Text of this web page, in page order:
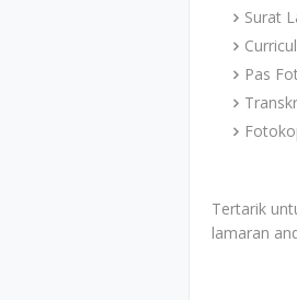
Surat
Pas
Tertarik
lamaran